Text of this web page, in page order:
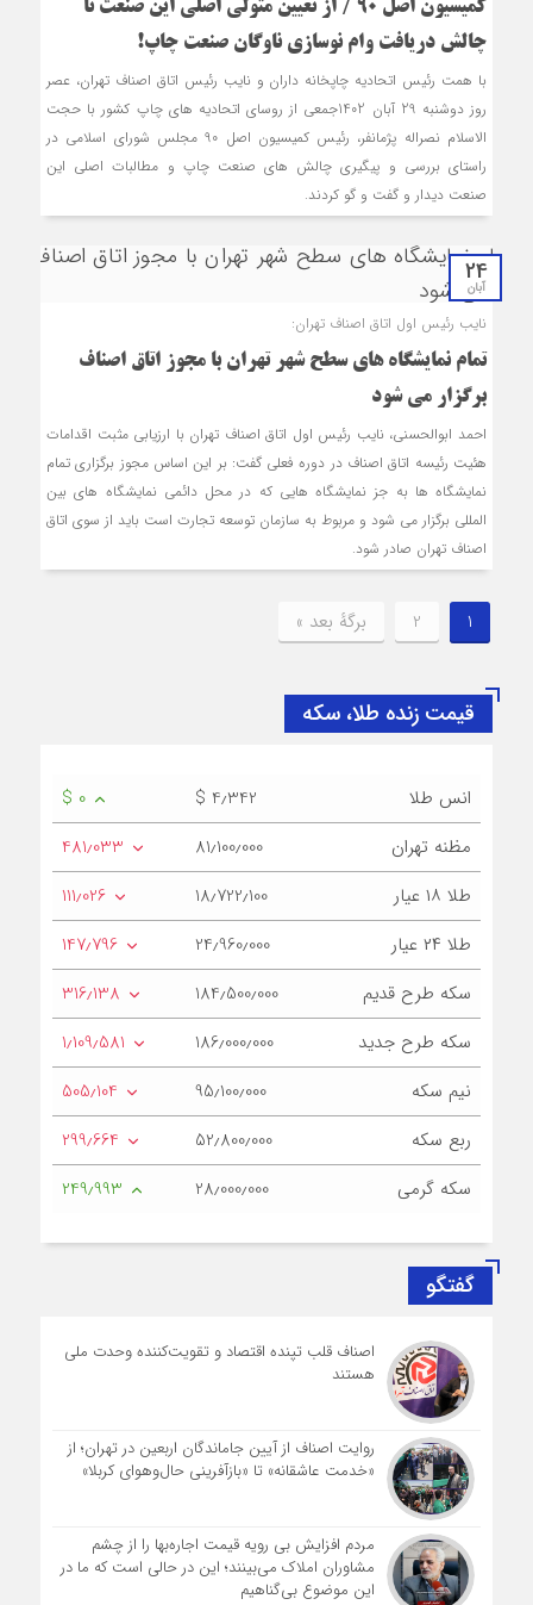
کمیسیون اصل 90 / از تعیین متولی اصلی این صنعت تا
چالش دریافت وام نوسازی ناوگان صنعت چاپ!
با همت رئیس اتحادیه چاپخانه داران و نایب رئیس اتاق اصناف تهران، عصر
روز دوشنبه 29 آبان 1402جمعی از روسای اتحادیه های چاپ کشور با حجت
الاسلام نصراله پژمانفر، رئیس کمیسیون اصل 90 مجلس شورای اسلامی در
راستای بررسی و پیگیری چالش های صنعت چاپ و مطالبات اصلی این
صنعت دیدار و گفت و گو کردند.
24
آبان
نایب رئیس اول اتاق اصناف تهران:
تمام نمایشگاه های سطح شهر تهران با مجوز اتاق اصناف
برگزار می شود
احمد ابوالحسنی، نایب رئیس اول اتاق اصناف تهران با ارزیابی مثبت اقدامات
هئیت رئیسه اتاق اصناف در دوره فعلی گفت: بر این اساس مجوز برگزاری تمام
نمایشگاه ها به جز نمایشگاه هایی که در محل دائمی نمایشگاه های بین
المللی برگزار می شود و مربوط به سازمان توسعه تجارت است باید از سوی اتاق
اصناف تهران صادر شود.
1
2 برگهٔ بعد »
قیمت زنده طلا، سکه
انس طلا $ 4٫342
$ 0
مظنه تهران
81٫100٫000
481٫033
طلا ۱۸ عیار
18٫722٫100
111٫026
طلا ۲۴ عیار
24٫960٫000
147٫796
سکه طرح قدیم
184٫500٫000
316٫138
سکه طرح جدید
186٫000٫000
1٫109٫581
نیم سکه
95٫100٫000
505٫104
ربع سکه
52٫800٫000
299٫664
سکه گرمی
28٫000٫000 249٫993
گفتگو
اصناف قلب تپنده اقتصاد و تقویت‌کننده وحدت ملی
هستند
روایت اصناف از آیین جاماندگان اربعین در تهران؛ از
«خدمت عاشقانه» تا «بازآفرینی حال‌وهوای کربلا»
مردم افزایش بی رویه قیمت اجاره‌بها را از چشم
مشاوران املاک می‌بینند؛ این در حالی است که ما در
این موضوع بی‌گناهیم